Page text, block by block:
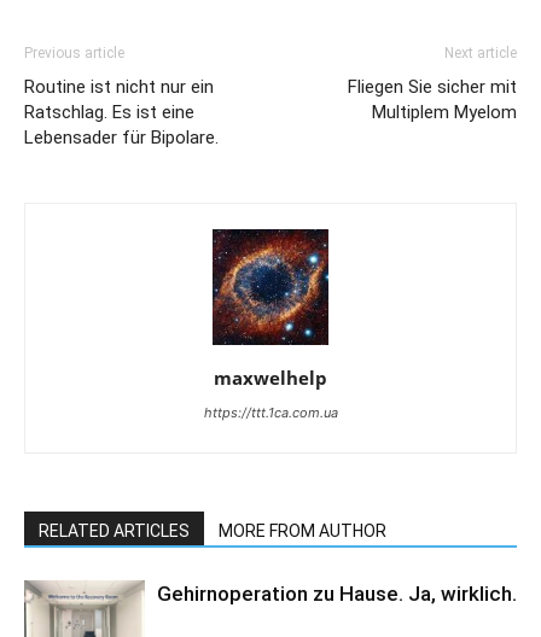
Previous article
Routine ist nicht nur ein
Ratschlag. Es ist eine
Lebensader für Bipolare.
Next article
Fliegen Sie sicher mit
Multiplem Myelom
maxwelhelp
https://ttt.1ca.com.ua
RELATED ARTICLES MORE FROM AUTHOR
Gehirnoperation zu Hause. Ja, wirklich.